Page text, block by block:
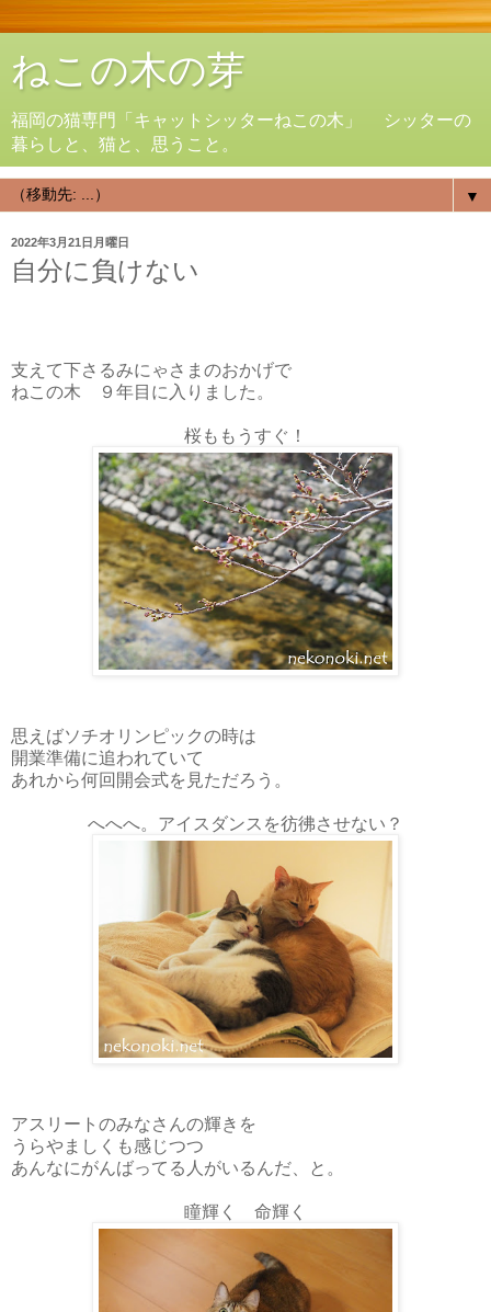
ねこの木の芽
福岡の猫専門「キャットシッターねこの木」 シッターの
暮らしと、猫と、思うこと。
▼
2022年3月21日月曜日
自分に負けない
支えて下さるみにゃさまのおかげで
ねこの木 ９年目に入りました。
桜ももうすぐ！
思えばソチオリンピックの時は
開業準備に追われていて
あれから何回開会式を見ただろう。
へへへ。アイスダンスを彷彿させない？
アスリートのみなさんの輝きを
うらやましくも感じつつ
あんなにがんばってる人がいるんだ、と。
瞳輝く 命輝く